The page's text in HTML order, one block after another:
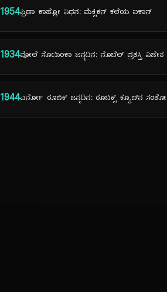
1954ಫ್ರಿಡಾ ಕಾಹ್ಲೋ ನಿಧನ: ಮೆಕ್ಸಿಕನ್ ಕಲೆಯ ಐಕಾನ್
1934ವೋಲೆ ಸೊಯಿಂಕಾ ಜನ್ಮದಿನ: ನೊಬೆಲ್ ಪ್ರಶಸ್ತಿ ವಿಜೇತ
1944ಎರ್ನೋ ರೂಬಿಕ್ ಜನ್ಮದಿನ: ರೂಬಿಕ್ಸ್ ಕ್ಯೂಬ್‌ನ